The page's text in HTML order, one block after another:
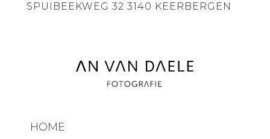
SPUIBEEKWEG 32 3140 KEERBERGEN
HOME